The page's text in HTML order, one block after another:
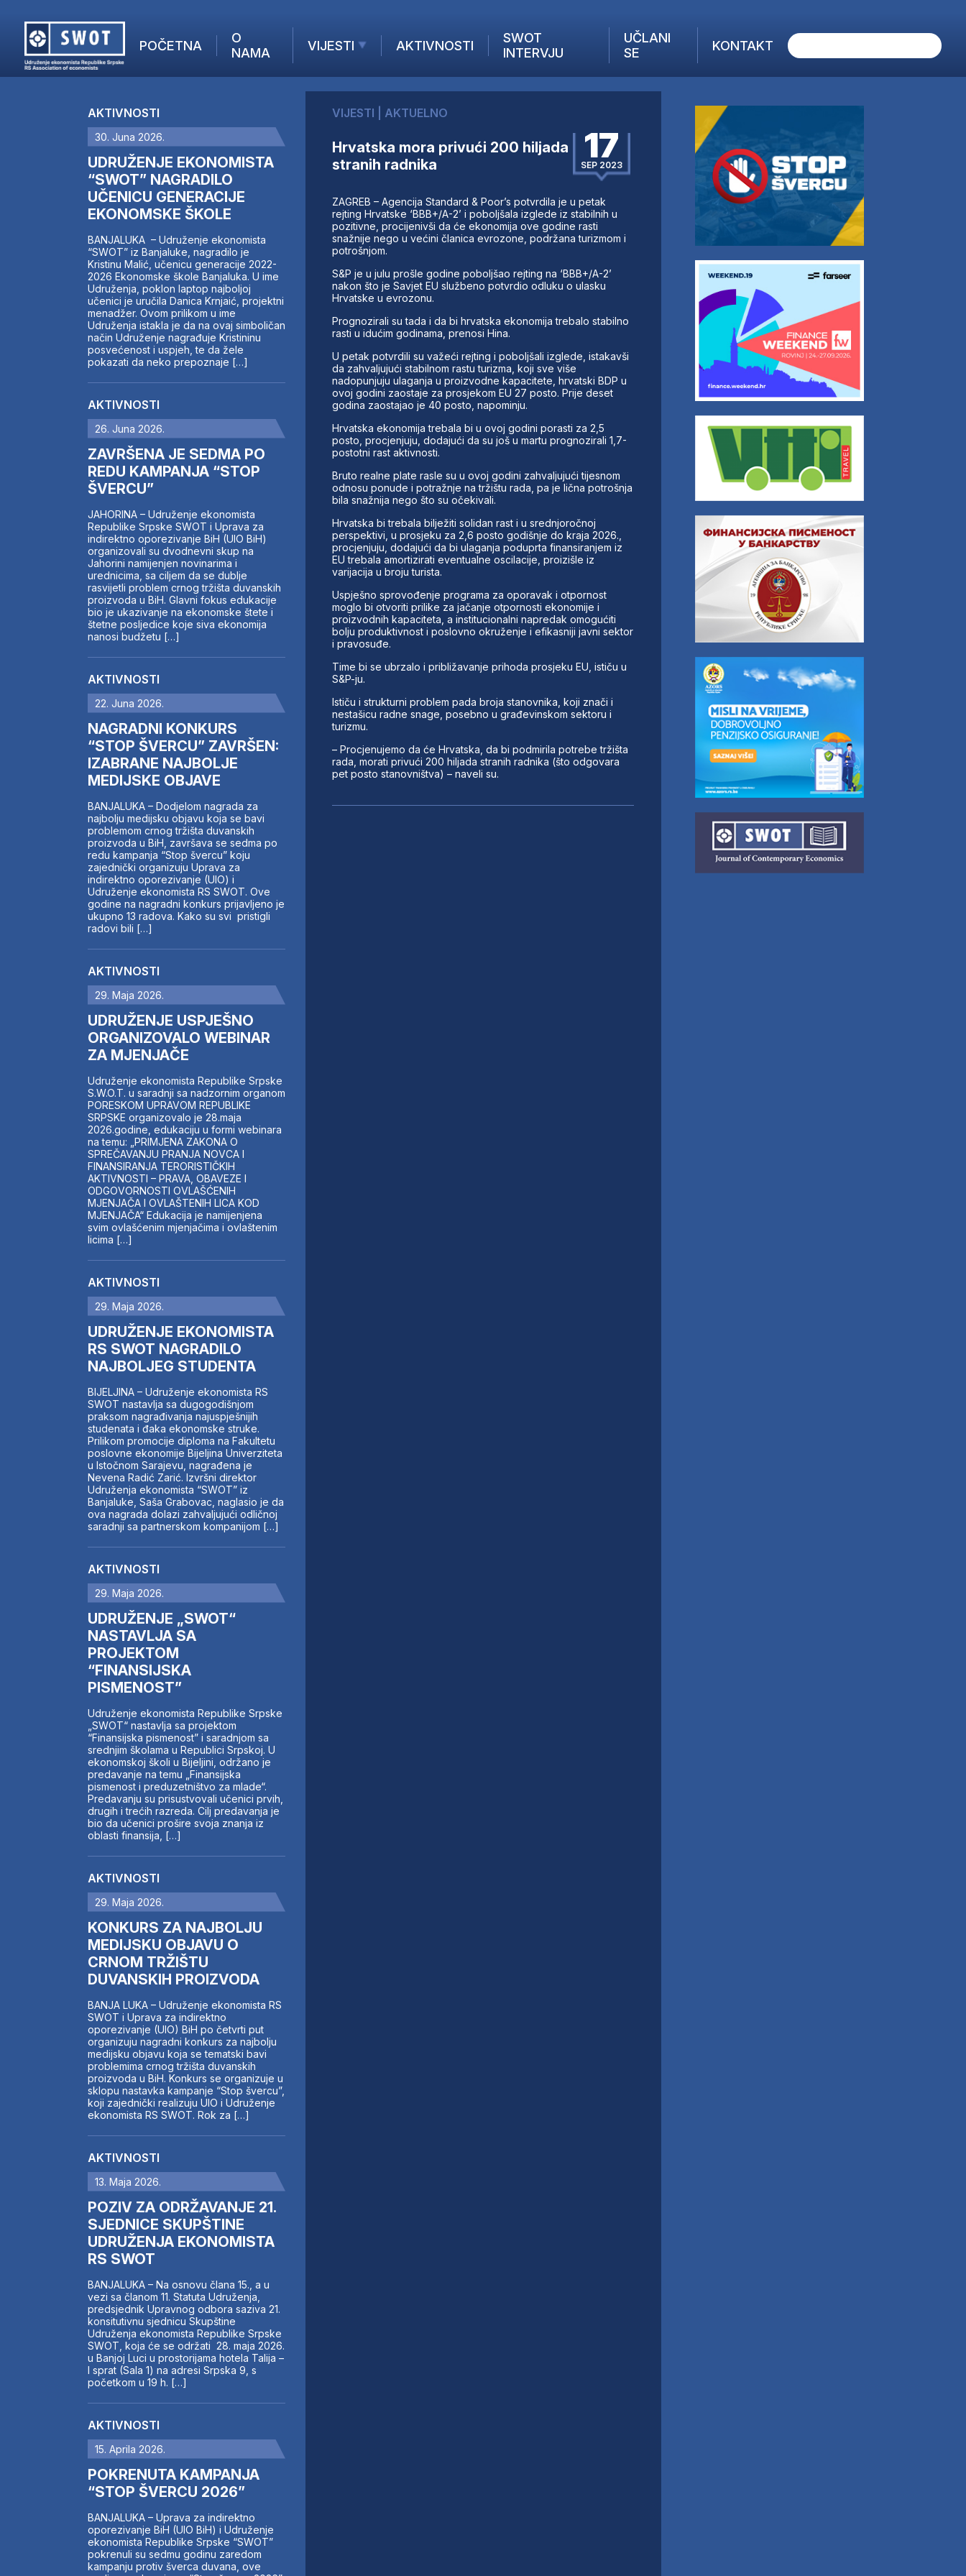
POČETNA
O
NAMA
VIJESTI
AKTUELNO
KOMPANIJE
FINANSIJE
IZ STRANIH MEDIJA
AKTIVNOSTI
SWOT
INTERVJU
UČLANI
SE
KONTAKT
AKTUELNO
ANALIZE
KOMPANIJE
FINANSIJE
IZ STRANIH MEDIJA
AKTIVNOSTI
SWOT INTERVJU
UČLANI SE
KONTAKT
AKTIVNOSTI
30. Juna 2026.
UDRUŽENJE EKONOMISTA
“SWOT” NAGRADILO
UČENICU GENERACIJE
EKONOMSKE ŠKOLE
BANJALUKA – Udruženje ekonomista
“SWOT” iz Banjaluke, nagradilo je
Kristinu Malić, učenicu generacije 2022-
2026 Ekonomske škole Banjaluka. U ime
Udruženja, poklon laptop najboljoj
učenici je uručila Danica Krnjaić, projektni
menadžer. Ovom prilikom u ime
Udruženja istakla je da na ovaj simboličan
način Udruženje nagrađuje Kristininu
posvećenost i uspjeh, te da žele
pokazati da neko prepoznaje […]
AKTIVNOSTI
26. Juna 2026.
ZAVRŠENA JE SEDMA PO
REDU KAMPANJA “STOP
ŠVERCU”
JAHORINA – Udruženje ekonomista
Republike Srpske SWOT i Uprava za
indirektno oporezivanje BiH (UIO BiH)
organizovali su dvodnevni skup na
Jahorini namijenjen novinarima i
urednicima, sa ciljem da se dublje
rasvijetli problem crnog tržišta duvanskih
proizvoda u BiH. Glavni fokus edukacije
bio je ukazivanje na ekonomske štete i
štetne posljedice koje siva ekonomija
nanosi budžetu […]
AKTIVNOSTI
22. Juna 2026.
NAGRADNI KONKURS
“STOP ŠVERCU” ZAVRŠEN:
IZABRANE NAJBOLJE
MEDIJSKE OBJAVE
BANJALUKA – Dodjelom nagrada za
najbolju medijsku objavu koja se bavi
problemom crnog tržišta duvanskih
proizvoda u BiH, završava se sedma po
redu kampanja “Stop švercu” koju
zajednički organizuju Uprava za
indirektno oporezivanje (UIO) i
Udruženje ekonomista RS SWOT. Ove
godine na nagradni konkurs prijavljeno je
ukupno 13 radova. Kako su svi pristigli
radovi bili […]
AKTIVNOSTI
29. Maja 2026.
UDRUŽENJE USPJEŠNO
ORGANIZOVALO WEBINAR
ZA MJENJAČE
Udruženje ekonomista Republike Srpske
S.W.O.T. u saradnji sa nadzornim organom
PORESKOM UPRAVOM REPUBLIKE
SRPSKE organizovalo je 28.maja
2026.godine, edukaciju u formi webinara
na temu: „PRIMJENA ZAKONA O
SPREČAVANJU PRANJA NOVCA I
FINANSIRANJA TERORISTIČKIH
AKTIVNOSTI – PRAVA, OBAVEZE I
ODGOVORNOSTI OVLAŠĆENIH
MJENJAČA I OVLAŠTENIH LICA KOD
MJENJAČA“ Edukacija je namijenjena
svim ovlašćenim mjenjačima i ovlaštenim
licima […]
AKTIVNOSTI
29. Maja 2026.
UDRUŽENJE EKONOMISTA
RS SWOT NAGRADILO
NAJBOLJEG STUDENTA
BIJELJINA – Udruženje ekonomista RS
SWOT nastavlja sa dugogodišnjom
praksom nagrađivanja najuspješnijih
studenata i đaka ekonomske struke.
Prilikom promocije diploma na Fakultetu
poslovne ekonomije Bijeljina Univerziteta
u Istočnom Sarajevu, nagrađena je
Nevena Radić Zarić. Izvršni direktor
Udruženja ekonomista “SWOT” iz
Banjaluke, Saša Grabovac, naglasio je da
ova nagrada dolazi zahvaljujući odličnoj
saradnji sa partnerskom kompanijom […]
AKTIVNOSTI
29. Maja 2026.
UDRUŽENJE „SWOT“
NASTAVLJA SA
PROJEKTOM
“FINANSIJSKA
PISMENOST”
Udruženje ekonomista Republike Srpske
„SWOT“ nastavlja sa projektom
“Finansijska pismenost” i saradnjom sa
srednjim školama u Republici Srpskoj. U
ekonomskoj školi u Bijeljini, održano je
predavanje na temu „Finansijska
pismenost i preduzetništvo za mlade“.
Predavanju su prisustvovali učenici prvih,
drugih i trećih razreda. Cilj predavanja je
bio da učenici prošire svoja znanja iz
oblasti finansija, […]
AKTIVNOSTI
29. Maja 2026.
KONKURS ZA NAJBOLJU
MEDIJSKU OBJAVU O
CRNOM TRŽIŠTU
DUVANSKIH PROIZVODA
BANJA LUKA – Udruženje ekonomista RS
SWOT i Uprava za indirektno
oporezivanje (UIO) BiH po četvrti put
organizuju nagradni konkurs za najbolju
medijsku objavu koja se tematski bavi
problemima crnog tržišta duvanskih
proizvoda u BiH. Konkurs se organizuje u
sklopu nastavka kampanje “Stop švercu”,
koji zajednički realizuju UIO i Udruženje
ekonomista RS SWOT. Rok za […]
AKTIVNOSTI
13. Maja 2026.
POZIV ZA ODRŽAVANJE 21.
SJEDNICE SKUPŠTINE
UDRUŽENJA EKONOMISTA
RS SWOT
BANJALUKA – Na osnovu člana 15., a u
vezi sa članom 11. Statuta Udruženja,
predsjednik Upravnog odbora saziva 21.
konsitutivnu sjednicu Skupštine
Udruženja ekonomista Republike Srpske
SWOT, koja će se održati 28. maja 2026.
u Banjoj Luci u prostorijama hotela Talija –
I sprat (Sala 1) na adresi Srpska 9, s
početkom u 19 h. […]
AKTIVNOSTI
15. Aprila 2026.
POKRENUTA KAMPANJA
“STOP ŠVERCU 2026”
BANJALUKA – Uprava za indirektno
oporezivanje BiH (UIO BiH) i Udruženje
ekonomista Republike Srpske “SWOT”
pokrenuli su sedmu godinu zaredom
kampanju protiv šverca duvana, ove
VIJESTI AKTUELNO
Hrvatska mora privući 200 hiljada
stranih radnika
17
SEP 2023
ZAGREB – Agencija Standard & Poor’s potvrdila je u petak
rejting Hrvatske ‘BBB+/A-2’ i poboljšala izglede iz stabilnih u
pozitivne, procijenivši da će ekonomija ove godine rasti
snažnije nego u većini članica evrozone, podržana turizmom i
potrošnjom.
S&P je u julu prošle godine poboljšao rejting na ‘BBB+/A-2’
nakon što je Savjet EU službeno potvrdio odluku o ulasku
Hrvatske u evrozonu.
Prognozirali su tada i da bi hrvatska ekonomija trebalo stabilno
rasti u idućim godinama, prenosi Hina.
U petak potvrdili su važeći rejting i poboljšali izglede, istakavši
da zahvaljujući stabilnom rastu turizma, koji sve više
nadopunjuju ulaganja u proizvodne kapacitete, hrvatski BDP u
ovoj godini zaostaje za prosjekom EU 27 posto. Prije deset
godina zaostajao je 40 posto, napominju.
Hrvatska ekonomija trebala bi u ovoj godini porasti za 2,5
posto, procjenjuju, dodajući da su još u martu prognozirali 1,7-
postotni rast aktivnosti.
Bruto realne plate rasle su u ovoj godini zahvaljujući tijesnom
odnosu ponude i potražnje na tržištu rada, pa je lična potrošnja
bila snažnija nego što su očekivali.
Hrvatska bi trebala bilježiti solidan rast i u srednjoročnoj
perspektivi, u prosjeku za 2,6 posto godišnje do kraja 2026.,
procjenjuju, dodajući da bi ulaganja poduprta finansiranjem iz
EU trebala amortizirati eventualne oscilacije, proizišle iz
varijacija u broju turista.
Uspješno sprovođenje programa za oporavak i otpornost
moglo bi otvoriti prilike za jačanje otpornosti ekonomije i
proizvodnih kapaciteta, a institucionalni napredak omogućiti
bolju produktivnost i poslovno okruženje i efikasniji javni sektor
i pravosuđe.
Time bi se ubrzalo i približavanje prihoda prosjeku EU, ističu u
S&P-ju.
Ističu i strukturni problem pada broja stanovnika, koji znači i
nestašicu radne snage, posebno u građevinskom sektoru i
turizmu.
– Procjenujemo da će Hrvatska, da bi podmirila potrebe tržišta
rada, morati privući 200 hiljada stranih radnika (što odgovara
pet posto stanovništva) – naveli su.